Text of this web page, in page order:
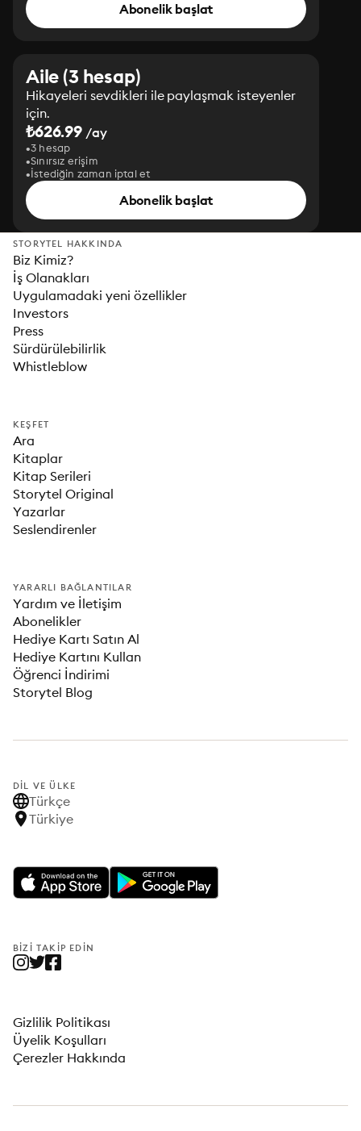
Abonelik başlat
Aile (3 hesap)
Hikayeleri sevdikleri ile paylaşmak isteyenler
için.
₺626.99 /ay
3 hesap
Sınırsız erişim
İstediğin zaman iptal et
Abonelik başlat
STORYTEL HAKKINDA
Biz Kimiz?
İş Olanakları
Uygulamadaki yeni özellikler
Investors
Press
Sürdürülebilirlik
Whistleblow
KEŞFET
Ara
Kitaplar
Kitap Serileri
Storytel Original
Yazarlar
Seslendirenler
YARARLI BAĞLANTILAR
Yardım ve İletişim
Abonelikler
Hediye Kartı Satın Al
Hediye Kartını Kullan
Öğrenci İndirimi
Storytel Blog
DIL VE ÜLKE
Türkçe
Türkiye
BIZI TAKIP EDIN
Gizlilik Politikası
Üyelik Koşulları
Çerezler Hakkında